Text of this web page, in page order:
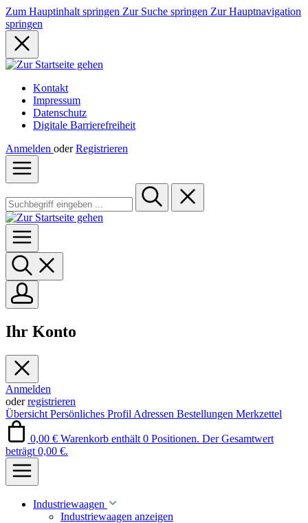
Zum Hauptinhalt springen Zur Suche springen Zur Hauptnavigation
springen
Kontakt
Impressum
Datenschutz
Digitale Barrierefreiheit
Anmelden oder Registrieren
Ihr Konto
Anmelden
oderregistrieren
Übersicht Persönliches Profil Adressen Bestellungen Merkzettel
0,00 € Warenkorb enthält 0 Positionen. Der Gesamtwert
beträgt 0,00 €.
Industriewaagen
Industriewaagen anzeigen